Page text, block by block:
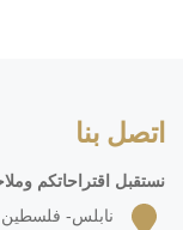
اتصل بنا
نستقبل اقتراحاتكم
نابلس- فلسطين